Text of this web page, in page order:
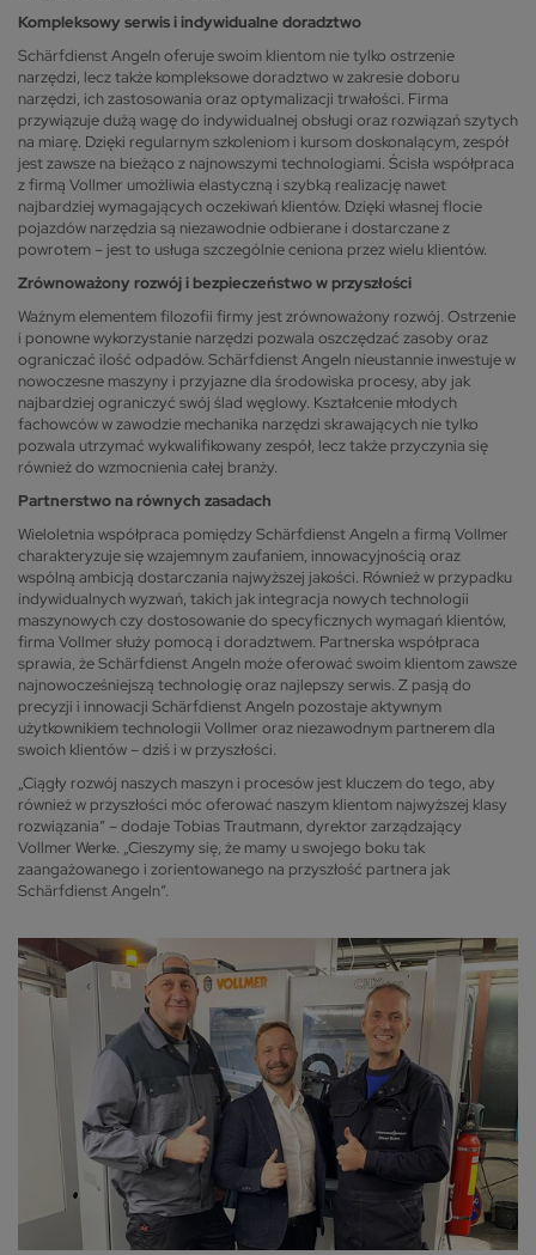
Kompleksowy serwis i indywidualne doradztwo
Schärfdienst Angeln oferuje swoim klientom nie tylko ostrzenie
narzędzi, lecz także kompleksowe doradztwo w zakresie doboru
narzędzi, ich zastosowania oraz optymalizacji trwałości. Firma
przywiązuje dużą wagę do indywidualnej obsługi oraz rozwiązań szytych
na miarę. Dzięki regularnym szkoleniom i kursom doskonalącym, zespół
jest zawsze na bieżąco z najnowszymi technologiami. Ścisła współpraca
z firmą Vollmer umożliwia elastyczną i szybką realizację nawet
najbardziej wymagających oczekiwań klientów. Dzięki własnej flocie
pojazdów narzędzia są niezawodnie odbierane i dostarczane z
powrotem – jest to usługa szczególnie ceniona przez wielu klientów.
Zrównoważony rozwój i bezpieczeństwo w przyszłości
Ważnym elementem filozofii firmy jest zrównoważony rozwój. Ostrzenie
i ponowne wykorzystanie narzędzi pozwala oszczędzać zasoby oraz
ograniczać ilość odpadów. Schärfdienst Angeln nieustannie inwestuje w
nowoczesne maszyny i przyjazne dla środowiska procesy, aby jak
najbardziej ograniczyć swój ślad węglowy. Kształcenie młodych
fachowców w zawodzie mechanika narzędzi skrawających nie tylko
pozwala utrzymać wykwalifikowany zespół, lecz także przyczynia się
również do wzmocnienia całej branży.
Partnerstwo na równych zasadach
Wieloletnia współpraca pomiędzy Schärfdienst Angeln a firmą Vollmer
charakteryzuje się wzajemnym zaufaniem, innowacyjnością oraz
wspólną ambicją dostarczania najwyższej jakości. Również w przypadku
indywidualnych wyzwań, takich jak integracja nowych technologii
maszynowych czy dostosowanie do specyficznych wymagań klientów,
firma Vollmer służy pomocą i doradztwem. Partnerska współpraca
sprawia, że Schärfdienst Angeln może oferować swoim klientom zawsze
najnowocześniejszą technologię oraz najlepszy serwis. Z pasją do
precyzji i innowacji Schärfdienst Angeln pozostaje aktywnym
użytkownikiem technologii Vollmer oraz niezawodnym partnerem dla
swoich klientów – dziś i w przyszłości.
„Ciągły rozwój naszych maszyn i procesów jest kluczem do tego, aby
również w przyszłości móc oferować naszym klientom najwyższej klasy
rozwiązania” – dodaje Tobias Trautmann, dyrektor zarządzający
Vollmer Werke. „Cieszymy się, że mamy u swojego boku tak
zaangażowanego i zorientowanego na przyszłość partnera jak
Schärfdienst Angeln”.